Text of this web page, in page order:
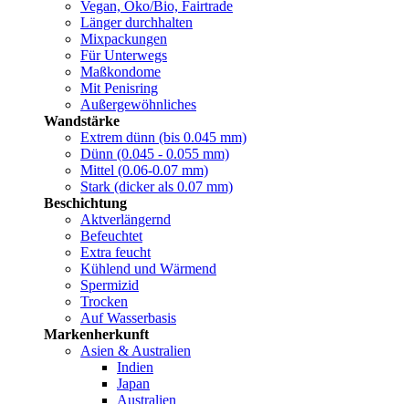
Vegan, Öko/Bio, Fairtrade
Länger durchhalten
Mixpackungen
Für Unterwegs
Maßkondome
Mit Penisring
Außergewöhnliches
Wandstärke
Extrem dünn (bis 0.045 mm)
Dünn (0.045 - 0.055 mm)
Mittel (0.06-0.07 mm)
Stark (dicker als 0.07 mm)
Beschichtung
Aktverlängernd
Befeuchtet
Extra feucht
Kühlend und Wärmend
Spermizid
Trocken
Auf Wasserbasis
Markenherkunft
Asien & Australien
Indien
Japan
Australien